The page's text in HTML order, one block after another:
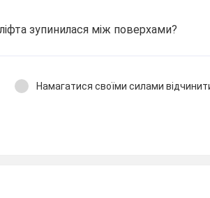
зупинилася між поверхами?
Намагатися своїми силами